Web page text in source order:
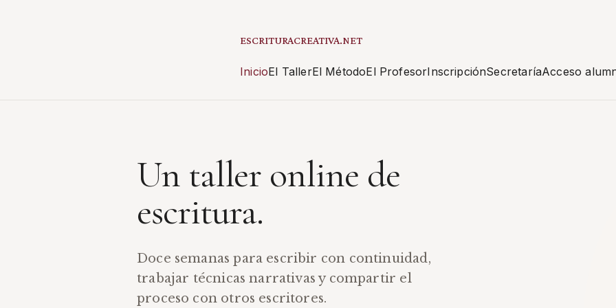
ESCRITURACREATIVA.NET
InicioEl TallerEl MétodoEl ProfesorInscripciónSecretaríaAcceso
Un taller online de
escritura.
Doce semanas para escribir con continuidad,
trabajar técnicas narrativas y compartir el
proceso con otros escritores.